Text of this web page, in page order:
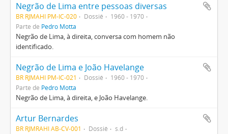
Negrão de Lima entre pessoas diversas
BR RJMAHI PM-IC-020 Dossiê
1960 - 1970
Parte de Pedro Motta
Negrão de Lima, à direita, conversa com homem não
identificado.
Negrão de Lima e João Havelange
BR RJMAHI PM-IC-021 Dossiê
1960 - 1970
Parte de Pedro Motta
Negrão de Lima, à direita, e João Havelange.
Artur Bernardes
BR RJMRAHI AB-CV-001 Dossiê
s.d